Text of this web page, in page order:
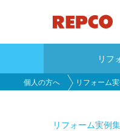
ン
ン
テ
リフ
個人の方へ リフォーム
リフォーム実例集